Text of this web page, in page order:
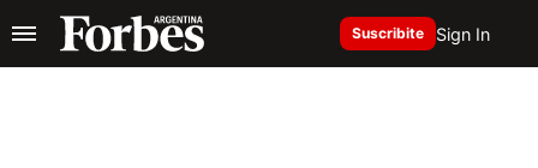
Suscribite Sign In